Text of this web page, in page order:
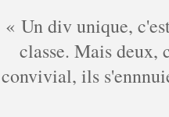
Un div unique,
classe. Mais deux,
convivial, ils